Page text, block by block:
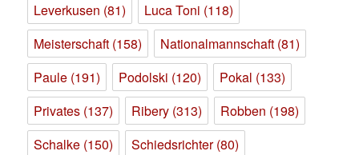
Leverkusen (81) Luca Toni (118)
Meisterschaft (158) Nationalmannschaft (81)
Paule (191) Podolski (120) Pokal (133)
Privates (137) Ribery (313) Robben (198)
Schalke (150) Schiedsrichter(80)